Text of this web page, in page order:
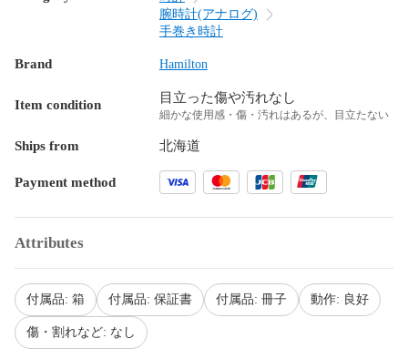
腕時計(アナログ)
手巻き時計
Brand Hamilton
Item condition 目立った傷や汚れなし
細かな使用感・傷・汚れはあるが、目立たない
Ships from 北海道
Payment method
Attributes
付属品: 箱 付属品: 保証書 付属品: 冊子 動作: 良好
傷・割れなど: なし